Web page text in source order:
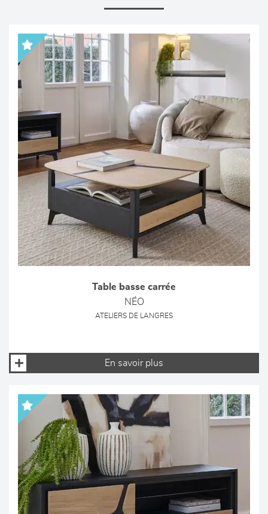
Table basse carrée
NÉO
ATELIERS DE LANGRES
En savoir plus